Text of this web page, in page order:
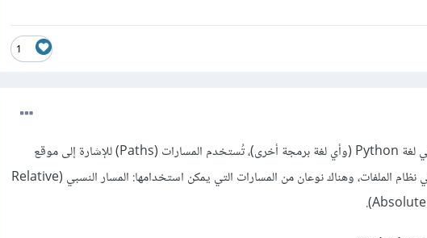
1
عليك باستيعاب أمر هام وهو، في لغة Python (وأي لغة برمجة أخرى)، تُستخدم المسارات (Paths) للإشارة إلى موقع
الملفات أو الدلائل (المجلدات) في نظام الملفات، وهناك نوعان من المسارات التي يمكن استخدامها: المسار النسبي (Relative